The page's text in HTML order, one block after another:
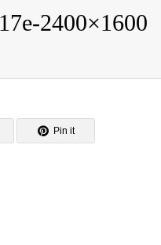
2400×1600
Pin it